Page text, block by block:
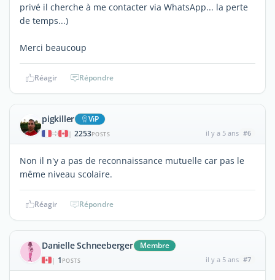
privé il cherche à me contacter via WhatsApp... la perte
de temps...)
Merci beaucoup
Réagir Répondre
pigkiller ViP
| 2253POSTS il y a 5 ans #6
Non il n'y a pas de reconnaissance mutuelle car pas le
même niveau scolaire.
Réagir Répondre
Danielle Schneeberger Membre
| 1 POSTS il y a 5 ans #7